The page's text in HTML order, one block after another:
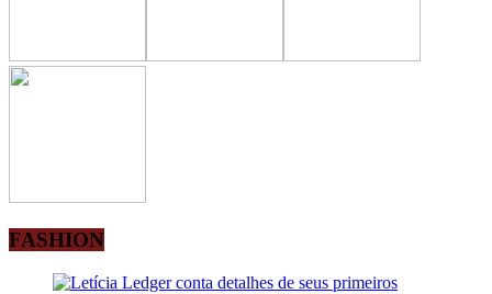
FASHION